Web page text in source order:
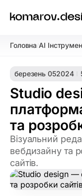
Головна/AI
березень 052024
Studio
та
Візуальний
вебдизайну та
сайтів.